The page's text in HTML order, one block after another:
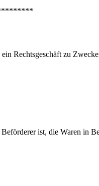
Rechtsgeschäft zu
ist, die Waren in